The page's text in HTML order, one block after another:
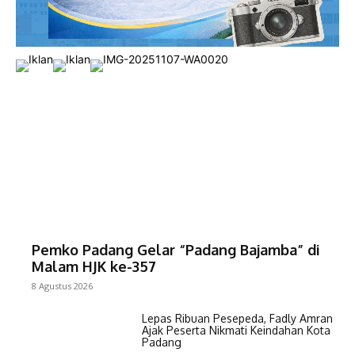
Pemko Padang Gelar “Padang Bajamba” di
Malam HJK ke-357
8 Agustus 2026
Lepas Ribuan Pesepeda, Fadly Amran
Ajak Peserta Nikmati Keindahan Kota
Padang